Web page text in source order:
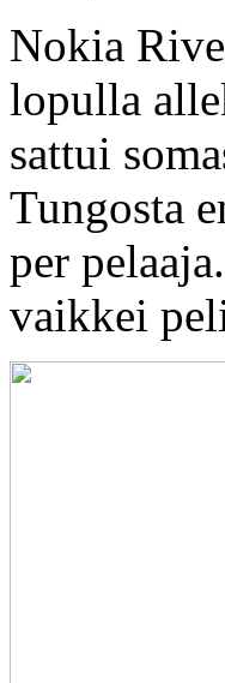
Nokia
lopulla
sattui
Tungosta
per
vaikkei